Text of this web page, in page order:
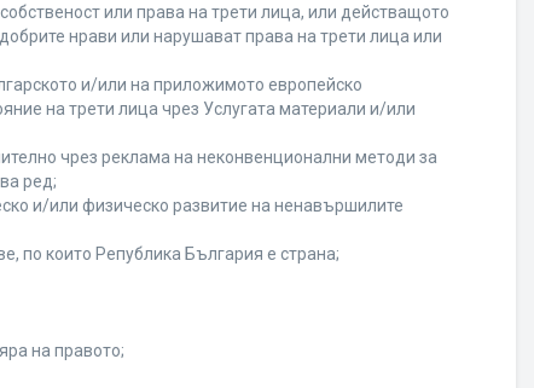
или права на трети лица, или действащото
нрави или нарушават права на трети лица или
и/или на приложимото европейско
на трети лица чрез Услугата материали и/или
чрез реклама на неконвенционални методи за
ред;
и/или физическо развитие на ненавършилите
по които Република България е страна;
на правото;